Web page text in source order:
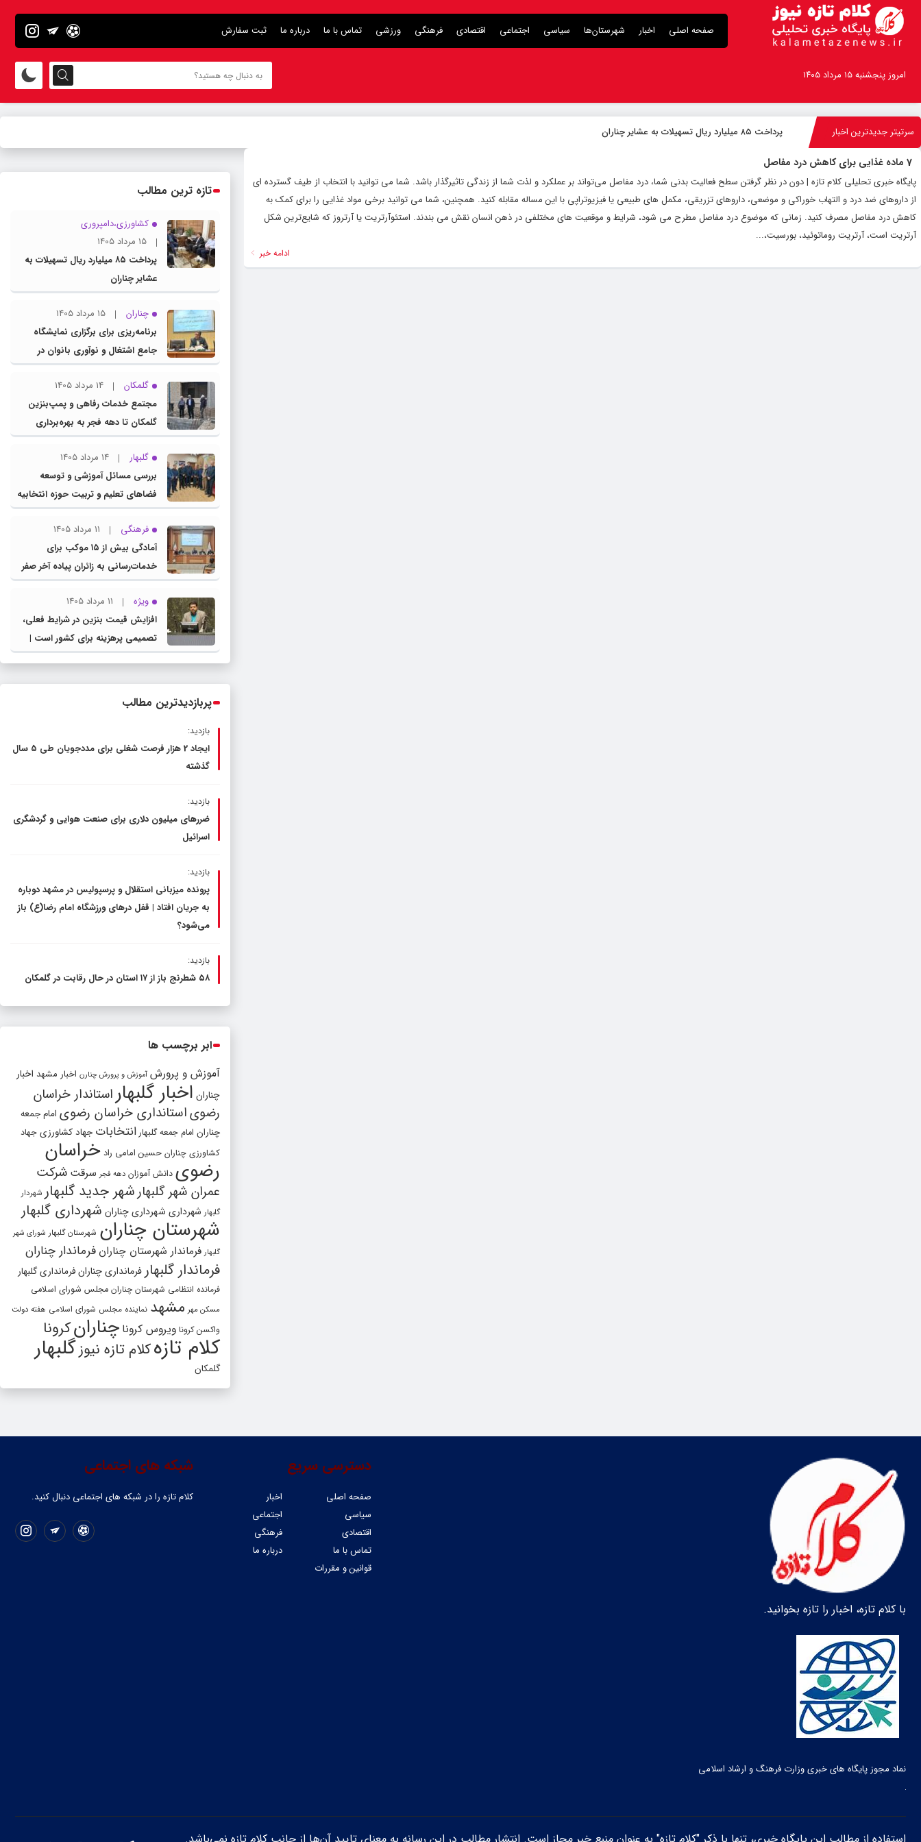
صفحه اصلی اخبار شهرستان‌ها سیاسی اجتماعی اقتصادی فرهنگی ورزشی تماس با ما درباره ما ثبت سفارش
امروز پنجشنبه ۱۵ مرداد ۱۴۰۵
سرتیتر جدیدترین اخبار پرداخت ۸۵ میلیارد ریال تسهیلات به عشایر چناران
7 ماده غذایی برای کاهش درد مفاصل
پایگاه خبری تحلیلی کلام تازه | دون در نظر گرفتن سطح فعالیت بدنی شما، درد مفاصل می‌تواند بر عملکرد و لذت شما از زندگی تاثیرگذار باشد. شما می توانید با انتخاب از طیف گسترده ای
از داروهای ضد درد و التهاب خوراکی و موضعی، داروهای تزریقی، مکمل های طبیعی یا فیزیوتراپی با این مساله مقابله کنید. همچنین، شما می توانید برخی مواد غذایی را برای کمک به
کاهش درد مفاصل مصرف کنید. زمانی که موضوع درد مفاصل مطرح می شود، شرایط و موقعیت های مختلفی در ذهن انسان نقش می بندند. استئوآرتریت یا آرتروز که شایع‌ترین شکل
آرتریت است، آرتریت روماتوئید، بورسیت،...
ادامه خبر
تازه ترین مطالب
کشاورزی،دامپروری
15 مرداد 1405
پرداخت ۸۵ میلیارد ریال تسهیلات به
عشایر چناران
چناران
15 مرداد 1405
برنامه‌ریزی برای برگزاری نمایشگاه
جامع اشتغال و نوآوری بانوان در
چناران
گلمکان
14 مرداد 1405
مجتمع خدمات رفاهی و پمپ‌بنزین
گلمکان تا دهه فجر به بهره‌برداری
می‌رسد
گلبهار
14 مرداد 1405
بررسی مسائل آموزشی و توسعه
فضاهای تعلیم و تربیت حوزه انتخابیه
در نشست مشترک عضو کمیسیون
آموزش مجلس با مدیرکل آموزش و
پرورش خراسان رضوی
فرهنگی
11 مرداد 1405
آمادگی بیش از ۱۵ موکب برای
خدمات‌رسانی به زائران پیاده آخر صفر
در شهرستان چناران
ویژه
11 مرداد 1405
افزایش قیمت بنزین در شرایط فعلی،
تصمیمی پرهزینه برای کشور است |
دولت، قاچاق سوخت و عوامل اصلی
پربازدیدترین مطالب
بازدید:
ایجاد 2 هزار فرصت شغلی برای مددجویان طی ۵ سال
گذشته
بازدید:
ضررهای میلیون دلاری برای صنعت هوایی و گردشگری
اسرائیل
بازدید:
پرونده میزبانی استقلال و پرسپولیس در مشهد دوباره
به جریان افتاد | قفل در‌های ورزشگاه امام رضا(ع) باز
می‌شود؟
بازدید:
۵۸ شطرنج‌ باز از ۱۷ استان در حال رقابت در گلمکان
ابر برچسب ها
آموزش و پرورش آموزش و پرورش چنارن اخبار مشهد اخبار
چناران اخبار گلبهار استاندار خراسان
رضویاستانداری خراسان رضوی امام جمعه
چناران امام جمعه گلبهار انتخابات جهاد کشاورزی جهاد
کشاورزی چناران حسین امامی راد خراسان
رضوی دانش آموزان دهه فجر سرقت شرکت
عمران شهر گلبهارشهر جدید گلبهار شهردار
گلبهار شهرداری شهرداری چناران شهرداری گلبهار
شهرستان چناران شهرستان گلبهار شورای شهر
گلبهار فرماندار شهرستان چناران فرماندار چناران
فرماندار گلبهار فرمانداری چنارانفرمانداری گلبهار
فرمانده انتظامی شهرستان چناران مجلس شورای اسلامی
مسکن مهر مشهد نماینده مجلس شورای اسلامی هفته دولت
واکسن کرونا ویروس کرونا چنارانکرونا
کلام تازهکلام تازه نیوزگلبهار
گلمکان
با کلام تازه، اخبار را تازه بخوانید.
نماد مجوز پایگاه های خبری وزارت فرهنگ و ارشاد اسلامی
شبکه های اجتماعی
کلام تازه را در شبکه ‌های اجتماعی دنبال کنید.
دسترسی سریع
صفحه اصلی
اخبار
سیاسی
اجتماعی
اقتصادی
فرهنگی
تماس با ما
درباره ما
قوانین و مقررات